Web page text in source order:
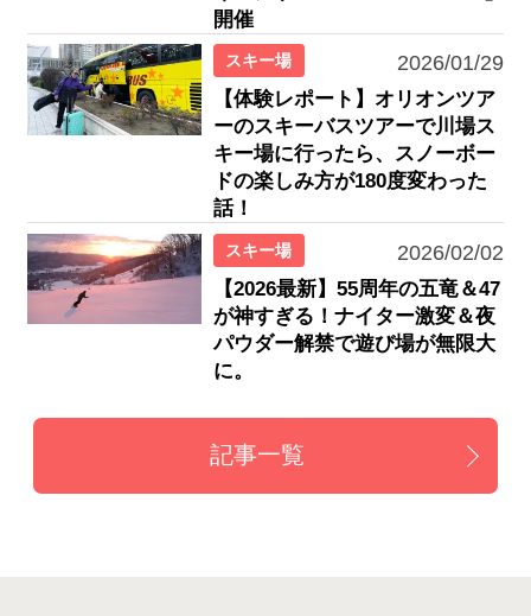
開催
スキー場 2026/01/29
【体験レポート】オリオンツア
ーのスキーバスツアーで川場ス
キー場に行ったら、スノーボー
ドの楽しみ方が180度変わった
話！
スキー場 2026/02/02
【2026最新】55周年の五竜＆47
が神すぎる！ナイター激変＆夜
パウダー解禁で遊び場が無限大
に。
記事一覧